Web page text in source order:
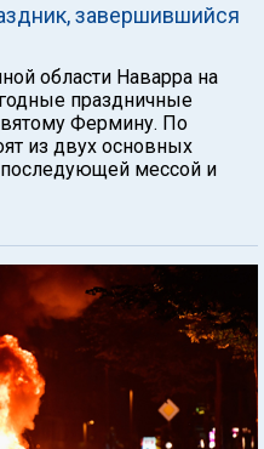
завершившийся
области Наварра на
праздничные
Фермину. По
из двух основных
последующей мессой и